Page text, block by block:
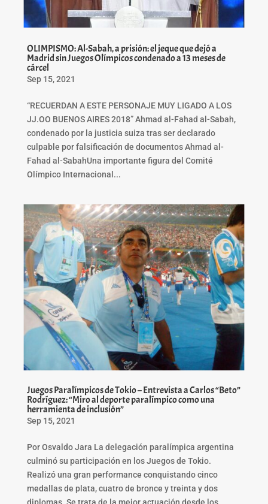
OLIMPISMO: Al-Sabah, a prisión: el jeque que dejó a
Madrid sin Juegos Olímpicos condenado a 13 meses de
cárcel
Sep 15, 2021
“RECUERDAN A ESTE PERSONAJE MUY LIGADO A LOS
JJ.OO BUENOS AIRES 2018” Ahmad al-Fahad al-Sabah,
condenado por la justicia suiza tras ser declarado
culpable por falsificación de documentos Ahmad al-
Fahad al-SabahUna importante figura del Comité
Olímpico Internacional...
Juegos Paralímpicos de Tokio – Entrevista a Carlos “Beto”
Rodríguez: “Miro al deporte paralímpico como una
herramienta de inclusión”
Sep 15, 2021
Por Osvaldo Jara La delegación paralímpica argentina
culminó su participación en los Juegos de Tokio.
Realizó una gran performance conquistando cinco
medallas de plata, cuatro de bronce y treinta y dos